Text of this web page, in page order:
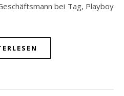
bei Tag, Playboy